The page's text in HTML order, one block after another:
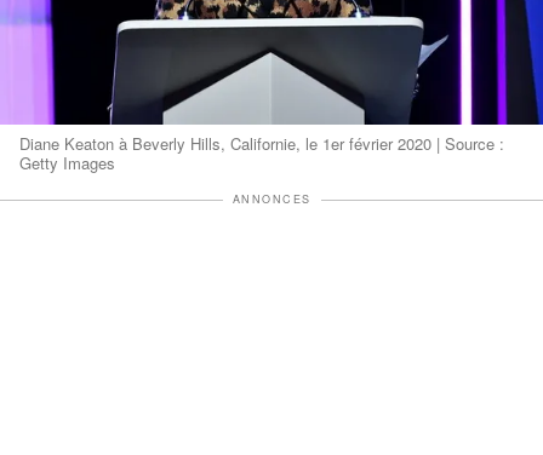
Diane Keaton à Beverly Hills, Californie, le 1er février 2020 | Source :
Getty Images
ANNONCES